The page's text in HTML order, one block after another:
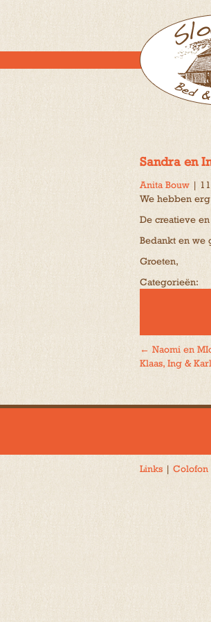
Sandra en
Anita Bouw |
We hebben
De creatieve
Bedankt en we
Groeten,
Categorieën:
Bericht
← Naomi en
Klaas, Ing &
Links | Colofon